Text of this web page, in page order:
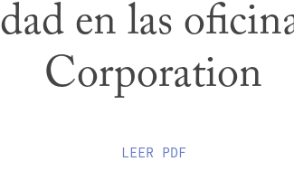
en las
Corporation
LEER PDF